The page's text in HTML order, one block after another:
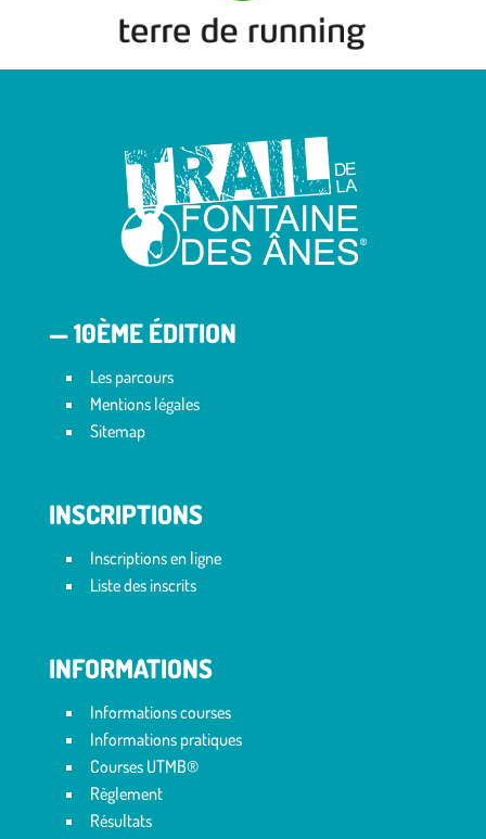
— 10ÈME ÉDITION
Les parcours
Mentions légales
Sitemap
INSCRIPTIONS
Inscriptions en ligne
Liste des inscrits
INFORMATIONS
Informations courses
Informations pratiques
Courses UTMB®
Règlement
Résultats